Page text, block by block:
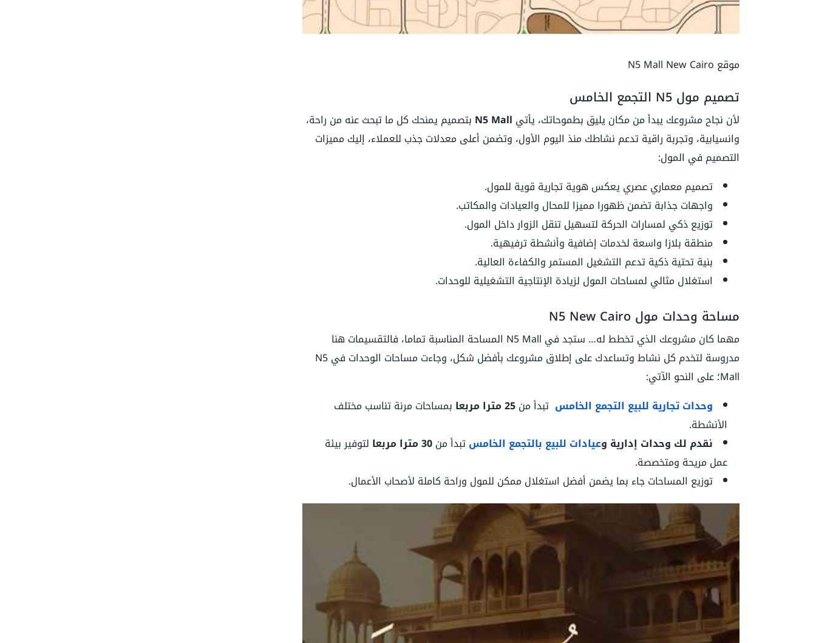
موقع N5 Mall New Cairo
تصميم مول N5 التجمع الخامس
لأن نجاح مشروعك يبدأ من مكان يليق بطموحاتك، يأتي N5 Mall بتصميم يمنحك كل ما تبحث عنه من راحة،
وانسيابية، وتجربة راقية تدعم نشاطك منذ اليوم الأول، وتضمن أعلى معدلات جذب للعملاء، إليك مميزات
التصميم في المول:
تصميم معماري عصري يعكس هوية تجارية قوية للمول.
واجهات جذابة تضمن ظهورا مميزا للمحال والعيادات والمكاتب.
توزيع ذكي لمسارات الحركة لتسهيل تنقل الزوار داخل المول.
منطقة بلازا واسعة لخدمات إضافية وأنشطة ترفيهية.
بنية تحتية ذكية تدعم التشغيل المستمر والكفاءة العالية.
استغلال مثالي لمساحات المول لزيادة الإنتاجية التشغيلية للوحدات.
مساحة وحدات مول N5 New Cairo
مهما كان مشروعك الذي تخطط له… ستجد في N5 Mall المساحة المناسبة تماما، فالتقسيمات هنا
مدروسة لتخدم كل نشاط وتساعدك على إطلاق مشروعك بأفضل شكل، وجاءت مساحات الوحدات في N5
Mall؛ على النحو الآتي:
وحدات تجارية للبيع التجمع الخامس تبدأ من25 مترا مربعا
بمساحات مرنة تناسب مختلف
الأنشطة.
نقدم لك وحدات إدارية وعيادات للبيع بالتجمع الخامستبدأ من30 مترا مربعا
لتوفير بيئة
عمل مريحة ومتخصصة.
توزيع المساحات جاء بما يضمن أفضل استغلال ممكن للمول وراحة كاملة لأصحاب الأعمال.